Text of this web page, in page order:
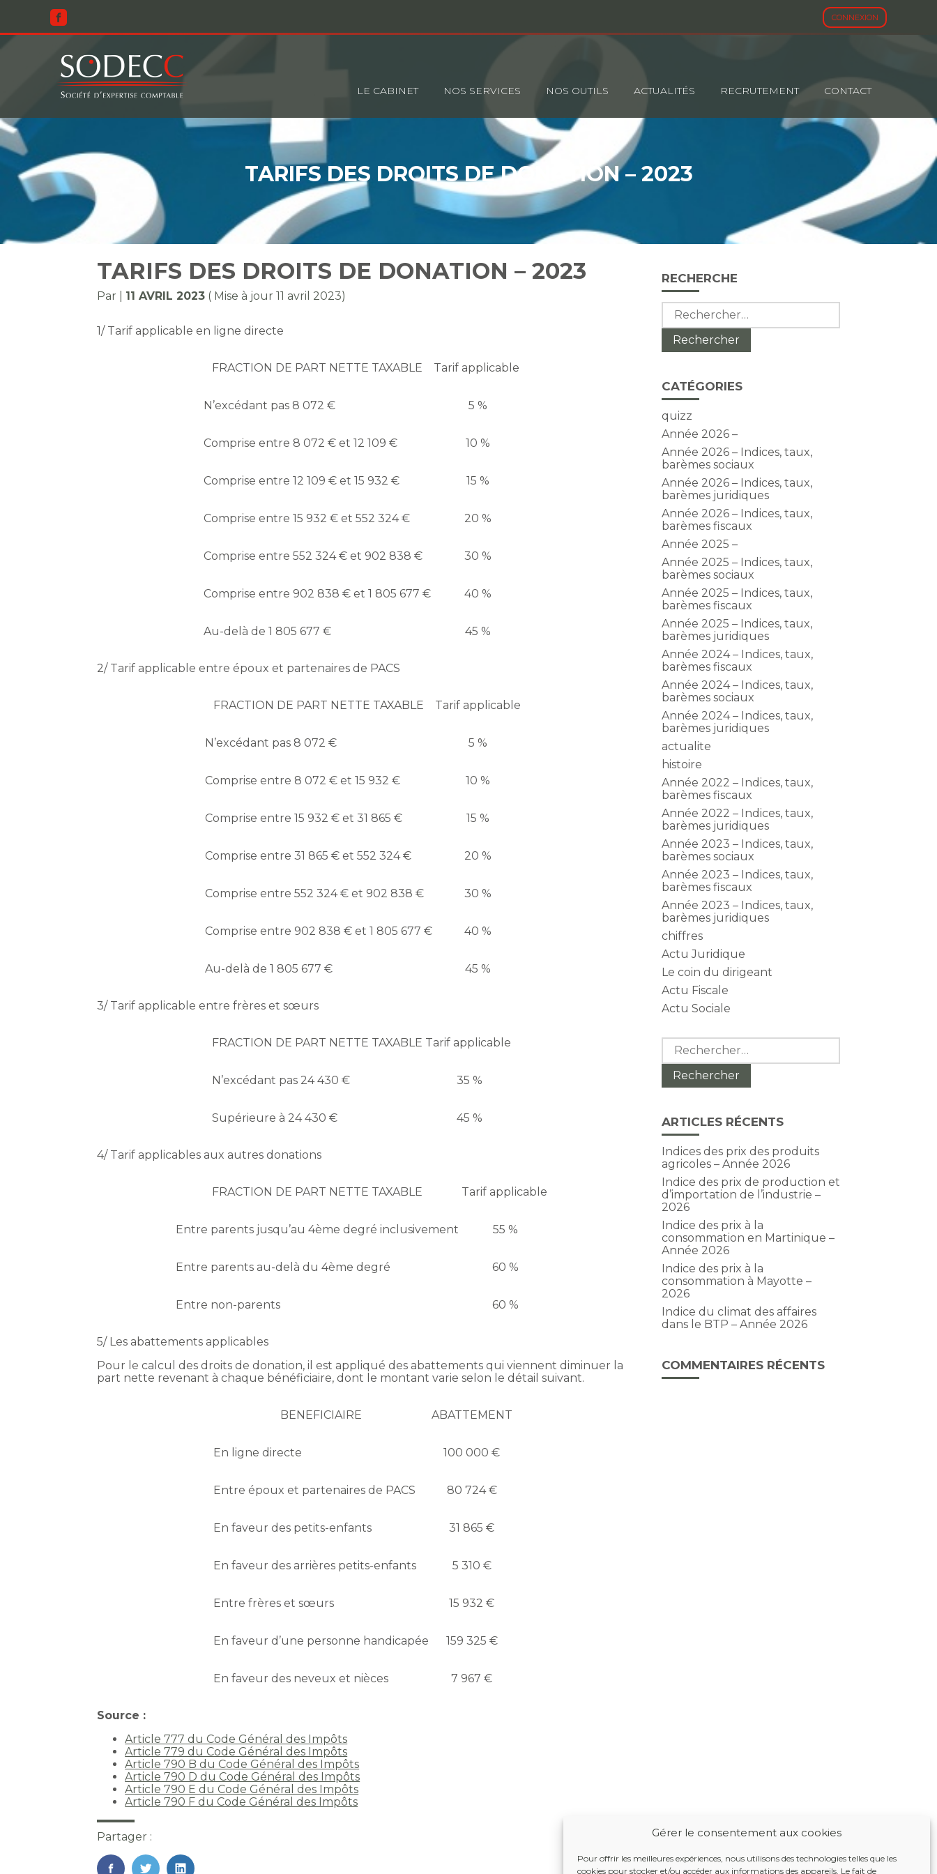
Gérer le consentement aux cookies
Pour offrir les meilleures expériences, nous utilisons des technologies telles que les
cookies pour stocker et/ou accéder aux informations des appareils. Le fait de
CONNEXION
au
Principal
LE CABINET NOS SERVICES NOS OUTILS ACTUALITÉS RECRUTEMENT CONTACT
TARIFS DES DROITS DE DONATION – 2023
TARIFS DES DROITS DE DONATION – 2023
Par 11 AVRIL 2023 ( Mise à jour 11 avril 2023)
1/ Tarif applicable en ligne directe
FRACTION DE PART NETTE TAXABLE Tarif applicable
N’excédant pas 8 072 € 5 %
Comprise entre 8 072 € et 12 109 € 10 %
Comprise entre 12 109 € et 15 932 € 15 %
Comprise entre 15 932 € et 552 324 € 20 %
Comprise entre 552 324 € et 902 838 € 30 %
Comprise entre 902 838 € et 1 805 677 € 40 %
Au-delà de 1 805 677 € 45 %
2/ Tarif applicable entre époux et partenaires de PACS
FRACTION DE PART NETTE TAXABLE Tarif applicable
N’excédant pas 8 072 € 5 %
Comprise entre 8 072 € et 15 932 € 10 %
Comprise entre 15 932 € et 31 865 € 15 %
Comprise entre 31 865 € et 552 324 € 20 %
Comprise entre 552 324 € et 902 838 € 30 %
Comprise entre 902 838 € et 1 805 677 € 40 %
Au-delà de 1 805 677 € 45 %
3/ Tarif applicable entre frères et sœurs
FRACTION DE PART NETTE TAXABLE Tarif applicable
N’excédant pas 24 430 € 35 %
Supérieure à 24 430 € 45 %
4/ Tarif applicables aux autres donations
FRACTION DE PART NETTE TAXABLE Tarif applicable
Entre parents jusqu’au 4ème degré inclusivement 55 %
Entre parents au-delà du 4ème degré 60 %
Entre non-parents 60 %
5/ Les abattements applicables
Pour le calcul des droits de donation, il est appliqué des abattements qui viennent diminuer la
part nette revenant à chaque bénéficiaire, dont le montant varie selon le détail suivant.
BENEFICIAIRE ABATTEMENT
En ligne directe 100 000 €
Entre époux et partenaires de PACS 80 724 €
En faveur des petits-enfants 31 865 €
En faveur des arrières petits-enfants 5 310 €
Entre frères et sœurs 15 932 €
En faveur d’une personne handicapée 159 325 €
En faveur des neveux et nièces 7 967 €
Source :
Article 777 du Code Général des Impôts
Article 779 du Code Général des Impôts
Article 790 B du Code Général des Impôts
Article 790 D du Code Général des Impôts
Article 790 E du Code Général des Impôts
Article 790 F du Code Général des Impôts
Partager :
Blog
sidebar
RECHERCHE
Rechercher :
CATÉGORIES
quizz
Année 2026 –
Année 2026 – Indices, taux,
barèmes sociaux
Année 2026 – Indices, taux,
barèmes juridiques
Année 2026 – Indices, taux,
barèmes fiscaux
Année 2025 –
Année 2025 – Indices, taux,
barèmes sociaux
Année 2025 – Indices, taux,
barèmes fiscaux
Année 2025 – Indices, taux,
barèmes juridiques
Année 2024 – Indices, taux,
barèmes fiscaux
Année 2024 – Indices, taux,
barèmes sociaux
Année 2024 – Indices, taux,
barèmes juridiques
actualite
histoire
Année 2022 – Indices, taux,
barèmes fiscaux
Année 2022 – Indices, taux,
barèmes juridiques
Année 2023 – Indices, taux,
barèmes sociaux
Année 2023 – Indices, taux,
barèmes fiscaux
Année 2023 – Indices, taux,
barèmes juridiques
chiffres
Actu Juridique
Le coin du dirigeant
Actu Fiscale
Actu Sociale
Rechercher :
ARTICLES RÉCENTS
Indices des prix des produits
agricoles – Année 2026
Indice des prix de production et
d’importation de l’industrie –
2026
Indice des prix à la
consommation en Martinique –
Année 2026
Indice des prix à la
consommation à Mayotte –
2026
Indice du climat des affaires
dans le BTP – Année 2026
COMMENTAIRES RÉCENTS